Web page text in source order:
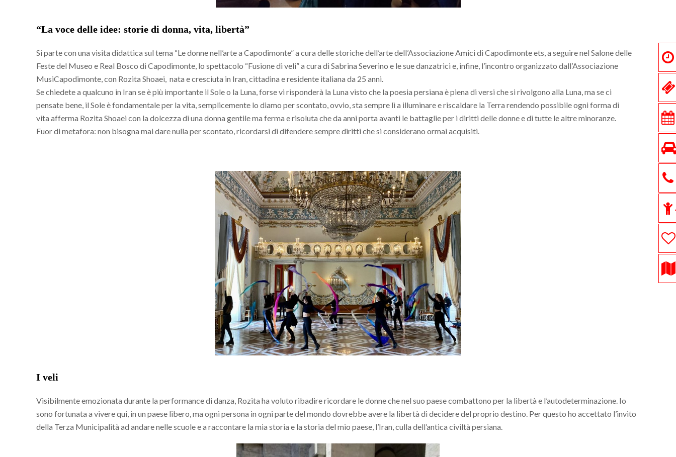
“La voce delle idee: storie di donna, vita, libertà”
Si parte con una visita didattica sul tema “Le donne nell’arte a Capodimonte” a cura delle storiche dell’arte dell’Associazione Amici di Capodimonte ets, a seguire nel Salone delle
Feste del Museo e Real Bosco di Capodimonte, lo spettacolo “Fusione di veli” a cura di Sabrina Severino e le sue danzatrici e, infine, l’incontro organizzato dall’Associazione
MusiCapodimonte, con Rozita Shoaei, nata e cresciuta in Iran, cittadina e residente italiana da 25 anni.
Se chiedete a qualcuno in Iran se è più importante il Sole o la Luna, forse vi risponderà la Luna visto che la poesia persiana è piena di versi che si rivolgono alla Luna, ma se ci
pensate bene, il Sole è fondamentale per la vita, semplicemente lo diamo per scontato, ovvio, sta sempre lì a illuminare e riscaldare la Terra rendendo possibile ogni forma di
vita afferma Rozita Shoaei con la dolcezza di una donna gentile ma ferma e risoluta che da anni porta avanti le battaglie per i diritti delle donne e di tutte le altre minoranze.
Fuor di metafora: non bisogna mai dare nulla per scontato, ricordarsi di difendere sempre diritti che si considerano ormai acquisiti.
I veli
Visibilmente emozionata durante la performance di danza, Rozita ha voluto ribadire ricordare le donne che nel suo paese combattono per la libertà e l’autodeterminazione. Io
sono fortunata a vivere qui, in un paese libero, ma ogni persona in ogni parte del mondo dovrebbe avere la libertà di decidere del proprio destino. Per questo ho accettato l’invito
della Terza Municipalità ad andare nelle scuole e a raccontare la mia storia e la storia del mio paese, l’Iran, culla dell’antica civiltà persiana.